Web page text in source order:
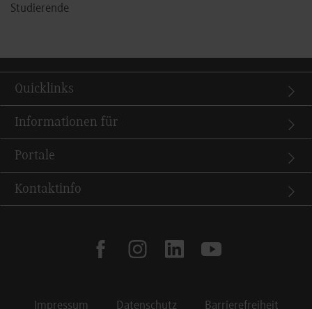
Studierende
Quicklinks
Informationen für
Portale
Kontaktinfo
facebookinstagramlinkedin youtube